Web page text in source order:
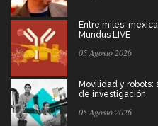
Entre miles:
Mundus LIVE
05 Agosto 2026
Movilidad y robots:
de investigación
05 Agosto 2026